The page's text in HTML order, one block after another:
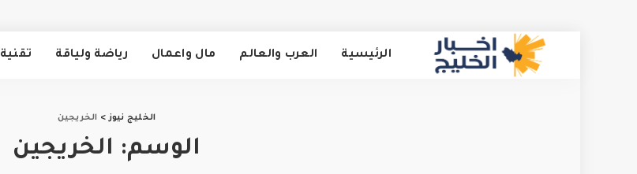
الرئيسية العرب والعالم مال واعمال رياضة ولياقة تقنية
الخليج نيوز> الخريجين
الوسم: الخريجين